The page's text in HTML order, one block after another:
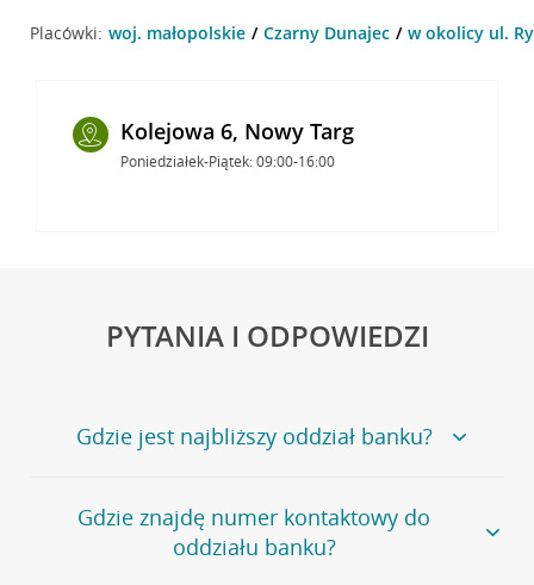
Placówki: woj. małopolskie Czarny Dunajec w okolicy ul.
Kolejowa 6, Nowy Targ
Poniedziałek-Piątek: 09:00-16:00
PYTANIA I ODPOWIEDZI
Gdzie jest najbliższy oddział banku?
Jeśli szukasz oddziału naszego banku, zapraszamy na
stronęPlacówki i bankomaty, na której znajduje się
wygodna wyszukiwarka.
Gdzie znajdę numer kontaktowy do
oddziału banku?